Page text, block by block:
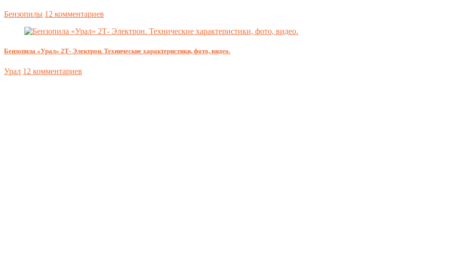
Бензопилы 12 комментариев
Бензопила «Урал» 2Т- Электрон. Технические характеристики, фото, видео.
Урал 12 комментариев